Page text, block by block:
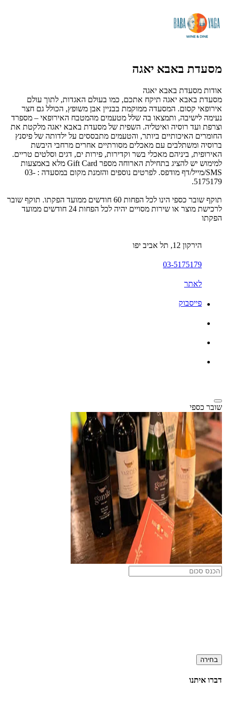
מסעדת באבא יאגה
אודות מסעדת באבא יאגה
מסעדת באבא יאגה תיקח אתכם, כמו בעולם האגדות, לתוך עולם
אירופאי קסום. המסעדה ממוקמת בבניין אבן משופץ, הכולל גם חצר
נעימה לישיבה, ותמצאו בה שלל מטעמים מהמטבח האירופאי – מספרד
וצרפת ועד רוסיה ואיטליה. השפית של מסעדת באבא יאגה מלקטת את
החומרים האיכותיים ביותר, והטעמים מתבססים על ילדותה של פיסנץ
ברוסיה ומשתלבים עם מאכלים מסורתיים אחרים מרחבי היבשת
האירופית, ביניהם מאכלי בשר וקדירות, פירות ים, דגים וסלטים טריים.
למימוש יש להציג בתחילת הארוחה מספר Gift Card מלא באמצעות
SMS/מייל/דף מודפס. לפרטים נוספים והזמנת מקום במסעדה : 03-
5175179.
תוקף שובר כספי הינו לכל הפחות 60 חודשים ממועד הפקתו. תוקף שובר
לרכישת מוצר או שירות מסויים יהיה לכל הפחות 24 חודשים ממועד
הפקתו
הירקון 12, תל אביב יפו
03-5175179
לאתר
פייסבוק
שובר כספי
בחירה
דברו איתנו